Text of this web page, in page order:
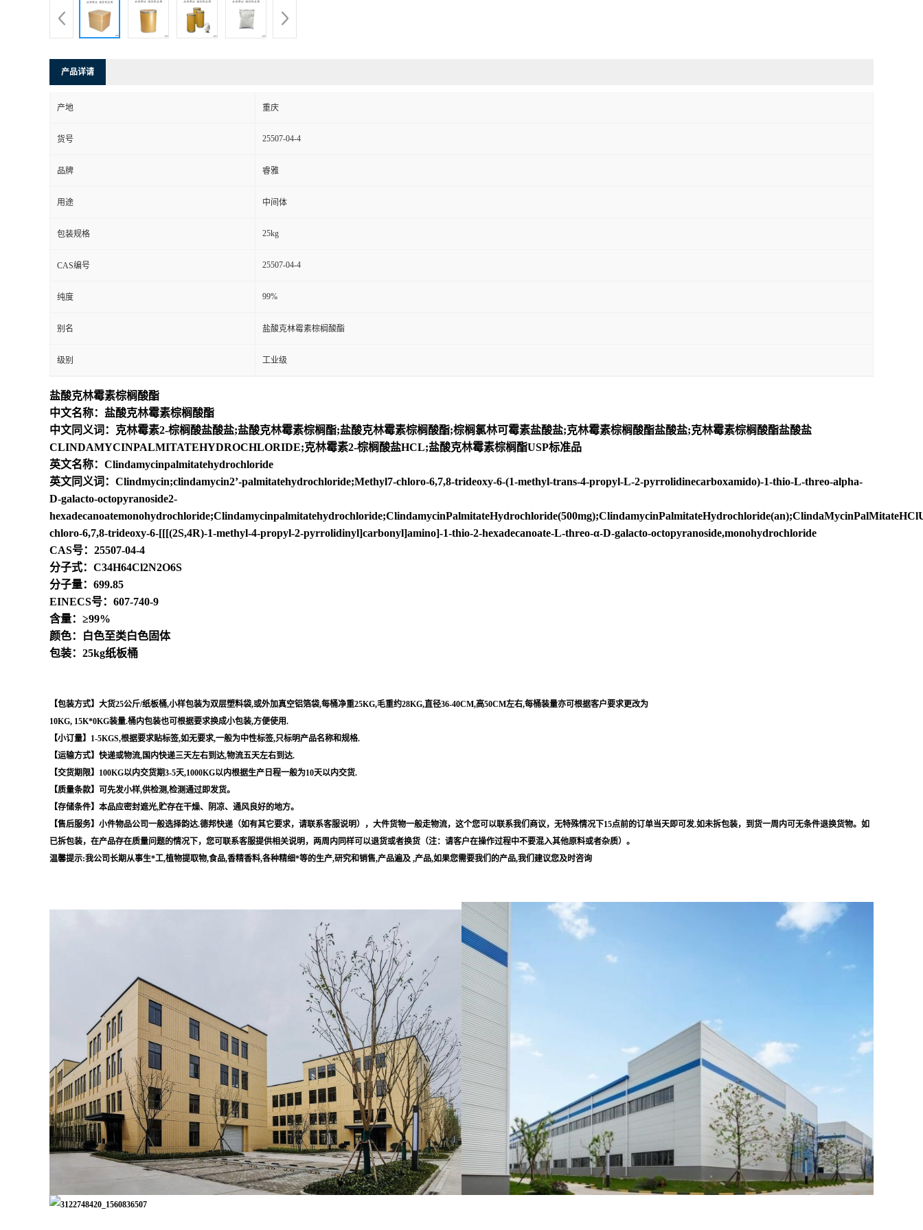
产品详请
产地 重庆
货号 25507-04-4
品牌 睿雅
用途 中间体
包装规格 25kg
CAS编号 25507-04-4
纯度 99%
别名 盐酸克林霉素棕榈酸酯
级别 工业级
盐酸克林霉素棕榈酸酯
中文名称：盐酸克林霉素棕榈酸酯
中文同义词：克林霉素2-棕榈酸盐酸盐;盐酸克林霉素棕榈酯;盐酸克林霉素棕榈酸酯;棕榈氯林可霉素盐酸盐;克林霉素棕榈酸酯盐酸盐;克林霉素棕榈酸酯盐酸盐
CLINDAMYCINPALMITATEHYDROCHLORIDE;克林霉素2-棕榈酸盐HCL;盐酸克林霉素棕榈酯USP标准品
英文名称：Clindamycinpalmitatehydrochloride
英文同义词：Clindmycin;clindamycin2’-palmitatehydrochloride;Methyl7-chloro-6,7,8-trideoxy-6-(1-methyl-trans-4-propyl-L-2-pyrrolidinecarboxamido)-1-thio-L-threo-alpha-
D-galacto-octopyranoside2-
chloro-6,7,8-trideoxy-6-[[[(2S,4R)-1-methyl-4-propyl-2-pyrrolidinyl]carbonyl]amino]-1-thio-2-hexadecanoate-L-threo-α-D-galacto-octopyranoside,monohydrochloride
CAS号：25507-04-4
分子式：C34H64Cl2N2O6S
分子量：699.85
EINECS号：607-740-9
含量：≥99%
颜色：白色至类白色固体
包装：25kg纸板桶
【包装方式】大货25公斤/纸板桶,小样包装为双层塑料袋,或外加真空铝箔袋,每桶净重25KG,毛重约28KG,直径36-40CM,高50CM左右,每桶装量亦可根据客户要求更改为
10KG, 15K*0KG装量.桶内包装也可根据要求换成小包装,方便使用.
【小订量】1-5KGS,根据要求贴标签,如无要求,一般为中性标签,只标明产品名称和规格.
【运输方式】快递或物流,国内快递三天左右到达,物流五天左右到达.
【交货期限】100KG以内交货期3-5天,1000KG以内根据生产日程一般为10天以内交货.
【质量条款】可先发小样,供检测,检测通过即发货。
【存储条件】本品应密封遮光,贮存在干燥、阴凉、通风良好的地方。
【售后服务】小件物品公司一般选择韵达.德邦快递（如有其它要求，请联系客服说明），大件货物一般走物流，这个您可以联系我们商议，无特殊情况下15点前的订单当天即可发.如未拆包装，到货一周内可无条件退换货物。如
已拆包装，在产品存在质量问题的情况下，您可联系客服提供相关说明，两周内同样可以退货或者换货（注：请客户在操作过程中不要混入其他原料或者杂质）。
温馨提示:我公司长期从事生*工,植物提取物,食品,香精香料,各种精细*等的生产,研究和销售,产品遍及 ,产品,如果您需要我们的产品,我们建议您及时咨询